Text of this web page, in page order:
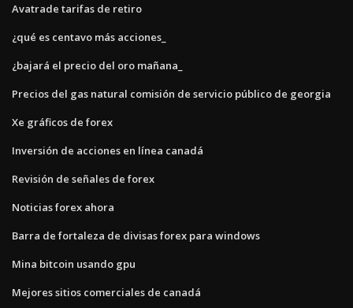
Avatrade tarifas de retiro
¿qué es centavo más acciones_
¿bajará el precio del oro mañana_
Precios del gas natural comisión de servicio público de georgia
Xe gráficos de forex
Inversión de acciones en línea canadá
Revisión de señales de forex
Noticias forex ahora
Barra de fortaleza de divisas forex para windows
Mina bitcoin usando gpu
Mejores sitios comerciales de canadá